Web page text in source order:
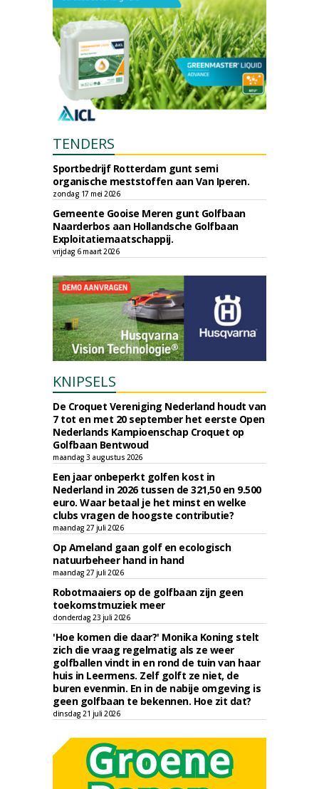
TENDERS
Sportbedrijf Rotterdam gunt semi
organische meststoffen aan Van Iperen.
zondag 17 mei 2026
Gemeente Gooise Meren gunt Golfbaan
Naarderbos aan Hollandsche Golfbaan
Exploitatiemaatschappij.
vrijdag 6 maart 2026
KNIPSELS
De Croquet Vereniging Nederland houdt van
7 tot en met 20 september het eerste Open
Nederlands Kampioenschap Croquet op
Golfbaan Bentwoud
maandag 3 augustus 2026
Een jaar onbeperkt golfen kost in
Nederland in 2026 tussen de 321,50 en 9.500
euro. Waar betaal je het minst en welke
clubs vragen de hoogste contributie?
maandag 27 juli 2026
Op Ameland gaan golf en ecologisch
natuurbeheer hand in hand
maandag 27 juli 2026
Robotmaaiers op de golfbaan zijn geen
toekomstmuziek meer
donderdag 23 juli 2026
'Hoe komen die daar?' Monika Koning stelt
zich die vraag regelmatig als ze weer
golfballen vindt in en rond de tuin van haar
huis in Leermens. Zelf golft ze niet, de
buren evenmin. En in de nabije omgeving is
geen golfbaan te bekennen. Hoe zit dat?
dinsdag 21 juli 2026